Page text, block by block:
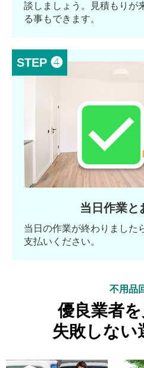
談しましょう。見積もりが
る事もできます。
STEP ❹
当日作業と
当日の作業が終わりました
支払いください。
不用品
優良業者
失敗しない